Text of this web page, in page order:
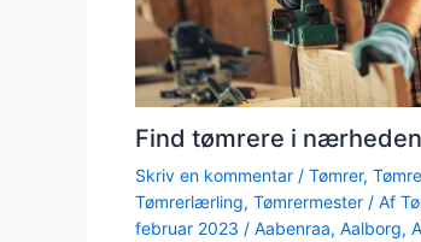
Find tømrere i nærheden
Skriv en kommentar / Tømrer,
Tømrerlærling, Tømrermester / Af
februar 2023 / Aabenraa, Aalborg,